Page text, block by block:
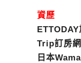
資歷
Trip訂房
日本